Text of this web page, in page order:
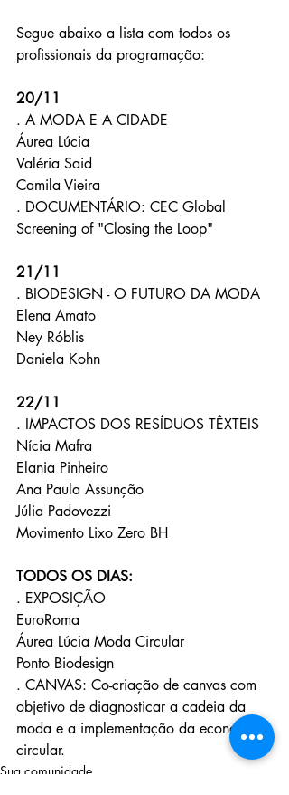
Segue abaixo a lista com todos os
profissionais da programação:
20/11
. A MODA E A CIDADE
Áurea Lúcia
Valéria Said
Camila Vieira
. DOCUMENTÁRIO: CEC Global
Screening of "Closing the Loop"
21/11
. BIODESIGN - O FUTURO DA MODA
Elena Amato
Ney Róblis
Daniela Kohn
22/11
. IMPACTOS DOS RESÍDUOS TÊXTEIS
Nícia Mafra
Elania Pinheiro
Ana Paula Assunção
Júlia Padovezzi
Movimento Lixo Zero BH
TODOS OS DIAS:
. EXPOSIÇÃO
EuroRoma
Áurea Lúcia Moda Circular
Ponto Biodesign
. CANVAS: Co-criação de canvas com
objetivo de diagnosticar a cadeia da
moda e a implementação da economia
circular.
Sua comunidade